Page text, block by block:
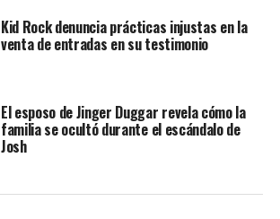
Kid Rock denuncia prácticas injustas en la
venta de entradas en su testimonio
El esposo de Jinger Duggar revela cómo la
familia se ocultó durante el escándalo de
Josh